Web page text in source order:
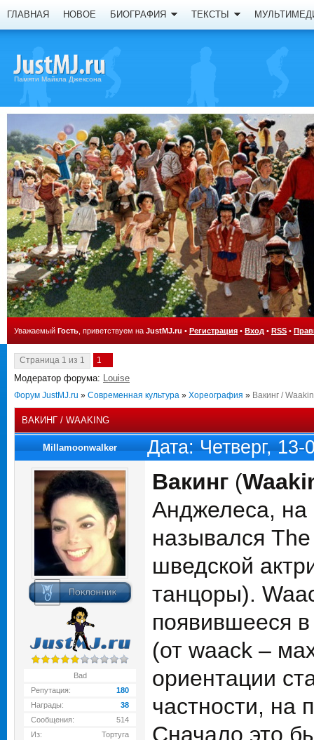
ГЛАВНАЯ НОВОЕ БИОГРАФИЯ ТЕКСТЫ
Памяти Майкла Джексона
Уважаемый Гость , приветствуем на JustMJ.ru • Регистрация • Вход • RSS •
Страница 1 из 1 1
Модератор форума: Louise
Форум JustMJ.ru » Современная культура » Хореография » Вакинг /
ВАКИНГ / WAAKING
Millamoonwalker Дата: Четверг,
Bad
Репутация:
180
Награды:
38
Сообщения:
514
Из:
Тортуга
Вакинг (
Анджелеса, на
назывался
шведской
танцоры).
появившееся
(от waack –
ориентации
частности, на
Сначало это